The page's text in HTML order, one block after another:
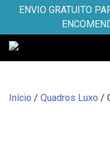
content
ENVIO GRATUITO
Início / Quadros Luxo /